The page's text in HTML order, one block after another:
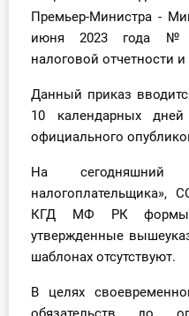
Участник ВЭД
Кадры. Труд. Зарплата.
Юридический
Интернет-магазин
Премьер-Министра -
июня 2023 года
налоговой отчетности
Данный приказ
10 календарных
официального
На
КГД МФ РК формы
утвержденные
шаблонах отсутствуют.
В целях